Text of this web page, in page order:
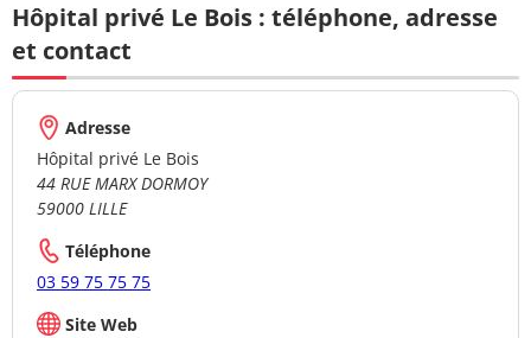
Hôpital privé Le Bois : téléphone, adresse
et contact
Adresse
Hôpital privé Le Bois
44 RUE MARX DORMOY
59000 LILLE
Téléphone
03 59 75 75 75
Site Web